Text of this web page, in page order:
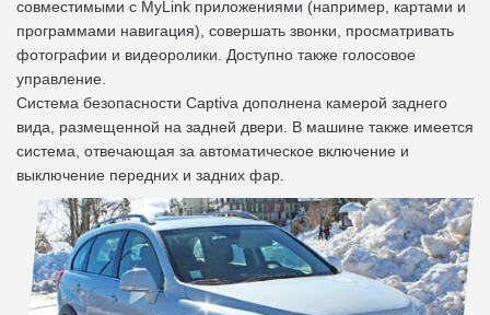
совместимыми с MyLink приложениями (например, картами и
программами навигация), совершать звонки, просматривать
фотографии и видеоролики. Доступно также голосовое
управление.
Система безопасности Captiva дополнена камерой заднего
вида, размещенной на задней двери. В машине также имеется
система, отвечающая за автоматическое включение и
выключение передних и задних фар.